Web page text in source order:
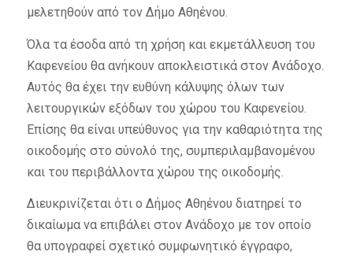
μελετηθούν από τον Δήμο Αθηένου.
Όλα τα έσοδα από τη χρήση και εκμετάλλευση του
Καφενείου θα ανήκουν αποκλειστικά στον Ανάδοχο.
Αυτός θα έχει την ευθύνη κάλυψης όλων των
λειτουργικών εξόδων του χώρου του Καφενείου.
Επίσης θα είναι υπεύθυνος για την καθαριότητα της
οικοδομής στο σύνολό της, συμπεριλαμβανομένου
και του περιβάλλοντα χώρου της οικοδομής.
Διευκρινίζεται ότι ο Δήμος Αθηένου διατηρεί το
δικαίωμα να επιβάλει στον Ανάδοχο με τον οποίο
θα υπογραφεί σχετικό συμφωνητικό έγγραφο,